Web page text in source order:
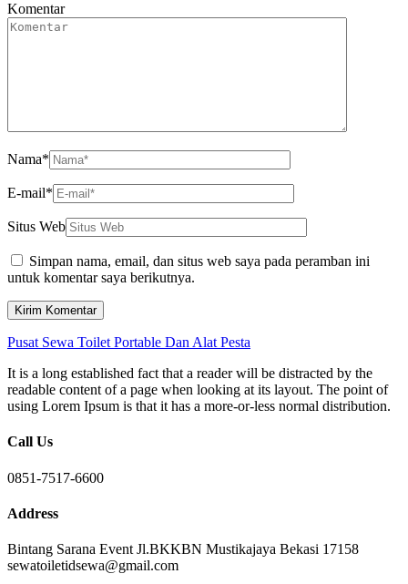
Komentar
Nama*
E-mail*
Situs Web
Simpan nama, email, dan situs web saya pada peramban ini
untuk komentar saya berikutnya.
Pusat Sewa Toilet Portable Dan Alat Pesta
It is a long established fact that a reader will be distracted by the
readable content of a page when looking at its layout. The point of
using Lorem Ipsum is that it has a more-or-less normal distribution.
Call Us
0851-7517-6600
Address
Bintang Sarana Event Jl.BKKBN Mustikajaya Bekasi 17158
sewatoiletidsewa@gmail.com